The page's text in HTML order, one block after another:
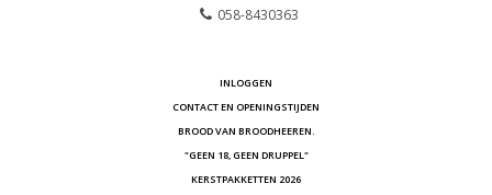
058-8430363
INLOGGEN
CONTACT EN OPENINGSTIJDEN
BROOD VAN BROODHEEREN.
"GEEN 18, GEEN DRUPPEL"
KERSTPAKKETTEN 2026